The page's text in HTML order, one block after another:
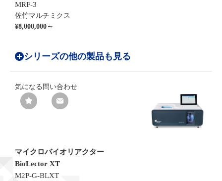
MRF-3
佐竹マルチミクス
¥8,000,000～
シリーズの他の製品も見る
気になる 問い合わせ
マイクロバイオリアクター
BioLector XT
M2P-G-BLXT